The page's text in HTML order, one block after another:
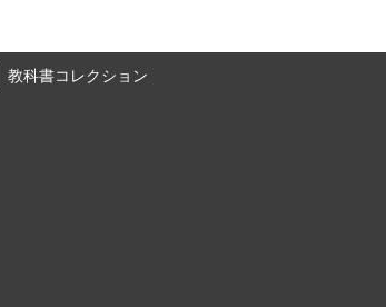
教科書コレクション